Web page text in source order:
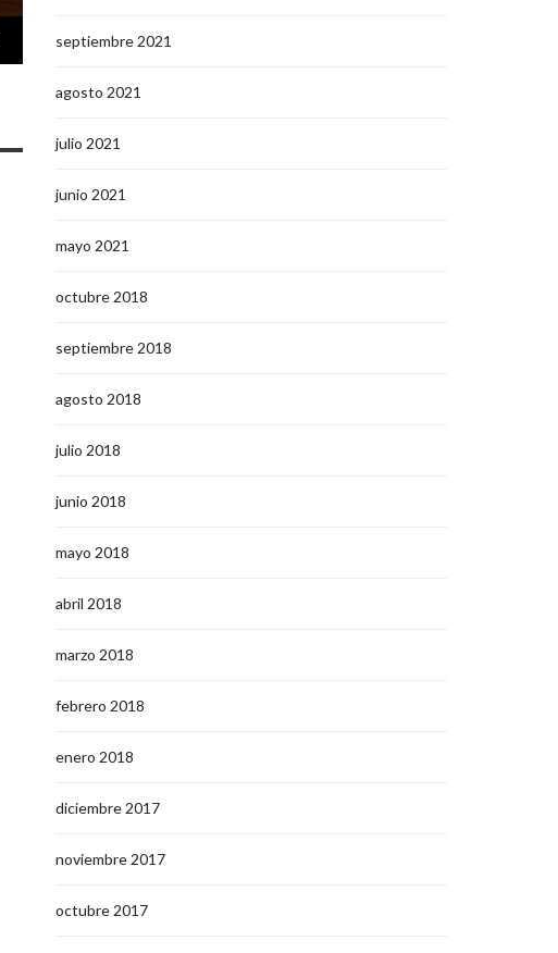
septiembre 2021
agosto 2021
julio 2021
junio 2021
mayo 2021
octubre 2018
septiembre 2018
agosto 2018
julio 2018
junio 2018
mayo 2018
abril 2018
marzo 2018
febrero 2018
enero 2018
diciembre 2017
noviembre 2017
octubre 2017